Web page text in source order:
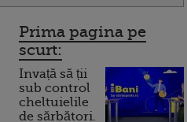
Prima pagina pe
scurt:
Invață să ții
sub control
cheltuielile
de sărbători.